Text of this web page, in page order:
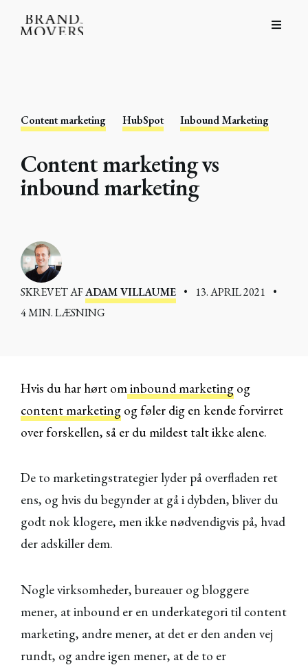
Content marketing HubSpot Inbound Marketing
Content marketing vs
inbound marketing
SKREVET AFADAM VILLAUME • 13. APRIL 2021
•
4 MIN. LÆSNING
Hvis du har hørt ominbound marketing og
content marketing og føler dig en kende forvirret
over forskellen, så er du mildest talt ikke alene.
De to marketingstrategier lyder på overfladen ret
ens, og hvis du begynder at gå i dybden, bliver du
godt nok klogere, men ikke nødvendigvis på, hvad
der adskiller dem.
Nogle virksomheder, bureauer og bloggere
mener, at inbound er en underkategori til content
marketing, andre mener, at det er den anden vej
rundt, og andre igen mener, at de to er